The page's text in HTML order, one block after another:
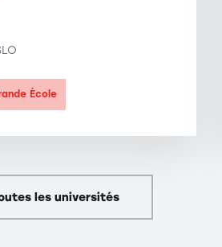
École
les universités